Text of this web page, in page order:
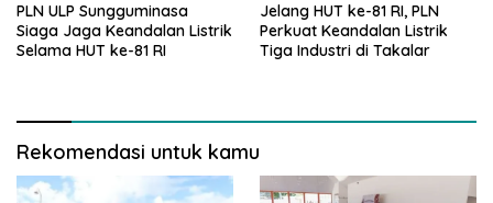
PLN ULP Sungguminasa
Siaga Jaga Keandalan Listrik
Selama HUT ke-81 RI
Jelang HUT ke-81 RI, PLN
Perkuat Keandalan Listrik
Tiga Industri di Takalar
Rekomendasi untuk kamu